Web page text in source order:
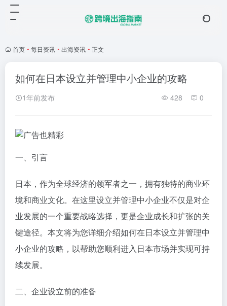
首页 • 每日资讯 • 出海资讯 • 正文
如何在日本设立并管理中小企业的攻略
1年前发布 428 0
一、引言
日本，作为全球经济的领军者之一，拥有独特的商业环
境和商业文化。在这里设立并管理中小企业不仅是对企
业发展的一个重要战略选择，更是企业成长和扩张的关
键途径。本文将为您详细介绍如何在日本设立并管理中
小企业的攻略，以帮助您顺利进入日本市场并实现可持
续发展。
二、企业设立前的准备